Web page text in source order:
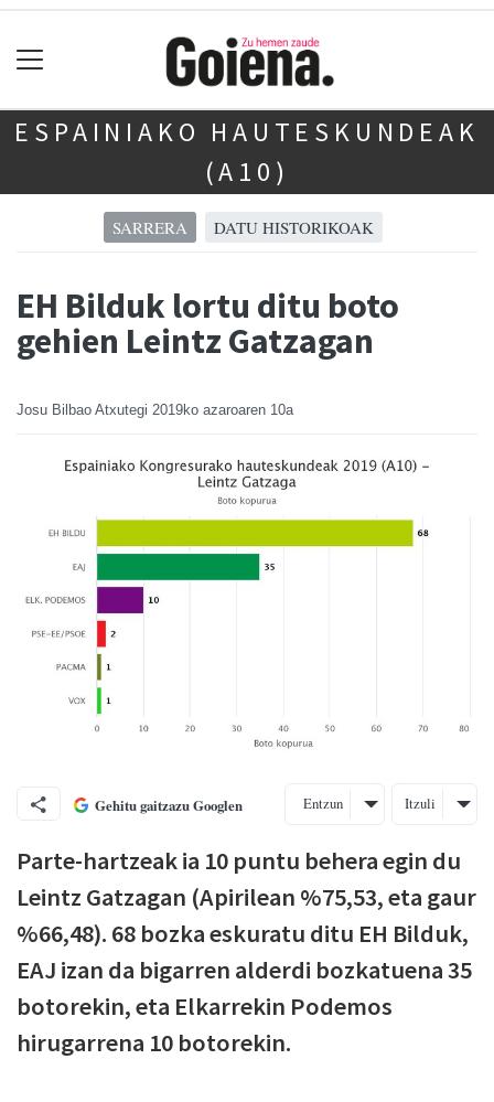
ESPAINIAKO HAUTESKUNDEAK
(A10)
SARRERA DATU HISTORIKOAK
EH Bilduk lortu ditu boto
gehien Leintz Gatzagan
Josu Bilbao Atxutegi 2019ko azaroaren 10a
Gehitu gaitzazu Googlen Entzun Itzuli
Parte-hartzeak ia 10 puntu behera egin du
Leintz Gatzagan (Apirilean %75,53, eta gaur
%66,48). 68 bozka eskuratu ditu EH Bilduk,
EAJ izan da bigarren alderdi bozkatuena 35
botorekin, eta Elkarrekin Podemos
hirugarrena 10 botorekin.